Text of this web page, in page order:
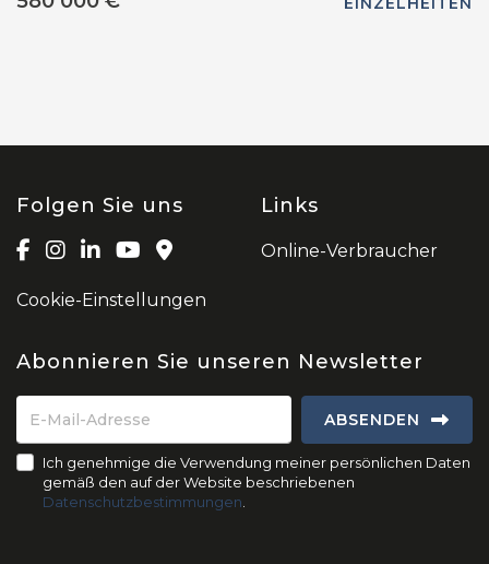
Folgen Sie uns
Cookie-Einstellungen
Links
Online-Verbraucher
Abonnieren Sie unseren Newsletter
ABSENDEN
Ich genehmige die Verwendung meiner persönlichen Daten
gemäß den auf der Website beschriebenen
Datenschutzbestimmungen